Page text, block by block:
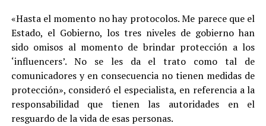
«Hasta el momento no hay protocolos. Me parece que el
Estado, el Gobierno, los tres niveles de gobierno han
sido omisos al momento de brindar protección a los
‘influencers’. No se les da el trato como tal de
comunicadores y en consecuencia no tienen medidas de
protección», consideró el especialista, en referencia a la
responsabilidad que tienen las autoridades en el
resguardo de la vida de esas personas.